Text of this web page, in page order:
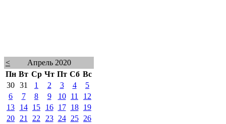
<
Апрель 2020
Пн Вт Ср Чт Пт Сб Вс
30 31 1 2 3 4
5
6
7 8 9 10 11
12
13
14 15 16 17 18
19
20
21 22 23 24 25
26